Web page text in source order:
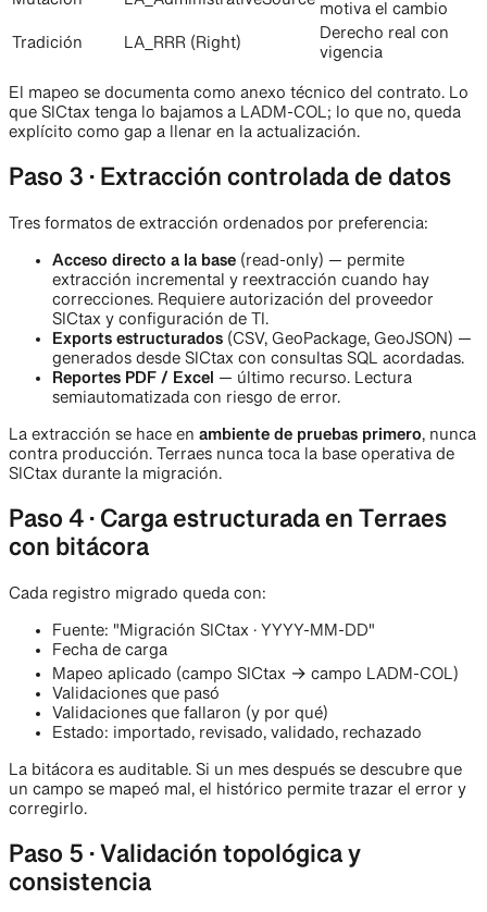
motiva el cambio
Tradición
LA_RRR (Right)
Derecho real con
vigencia
El mapeo se documenta como anexo técnico del contrato. Lo
que SICtax tenga lo bajamos a LADM-COL; lo que no, queda
explícito como gap a llenar en la actualización.
Paso 3 · Extracción controlada de datos
Tres formatos de extracción ordenados por preferencia:
Acceso directo a la base (read-only) — permite
extracción incremental y reextracción cuando hay
correcciones. Requiere autorización del proveedor
SICtax y configuración de TI.
Exports estructurados (CSV, GeoPackage, GeoJSON) —
generados desde SICtax con consultas SQL acordadas.
Reportes PDF / Excel — último recurso. Lectura
semiautomatizada con riesgo de error.
La extracción se hace en ambiente de pruebas primero, nunca
contra producción. Terraes nunca toca la base operativa de
SICtax durante la migración.
Paso 4 · Carga estructurada en Terraes
con bitácora
Cada registro migrado queda con:
Fuente: "Migración SICtax · YYYY-MM-DD"
Fecha de carga
Mapeo aplicado (campo SICtax → campo LADM-COL)
Validaciones que pasó
Validaciones que fallaron (y por qué)
Estado: importado, revisado, validado, rechazado
La bitácora es auditable. Si un mes después se descubre que
un campo se mapeó mal, el histórico permite trazar el error y
corregirlo.
Paso 5 · Validación topológica y
consistencia